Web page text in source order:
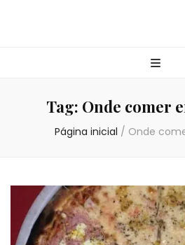
Tag: Onde comer
Página inicial / Onde